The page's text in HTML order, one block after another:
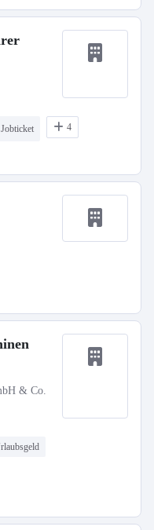
Jobticket 4
& Co.